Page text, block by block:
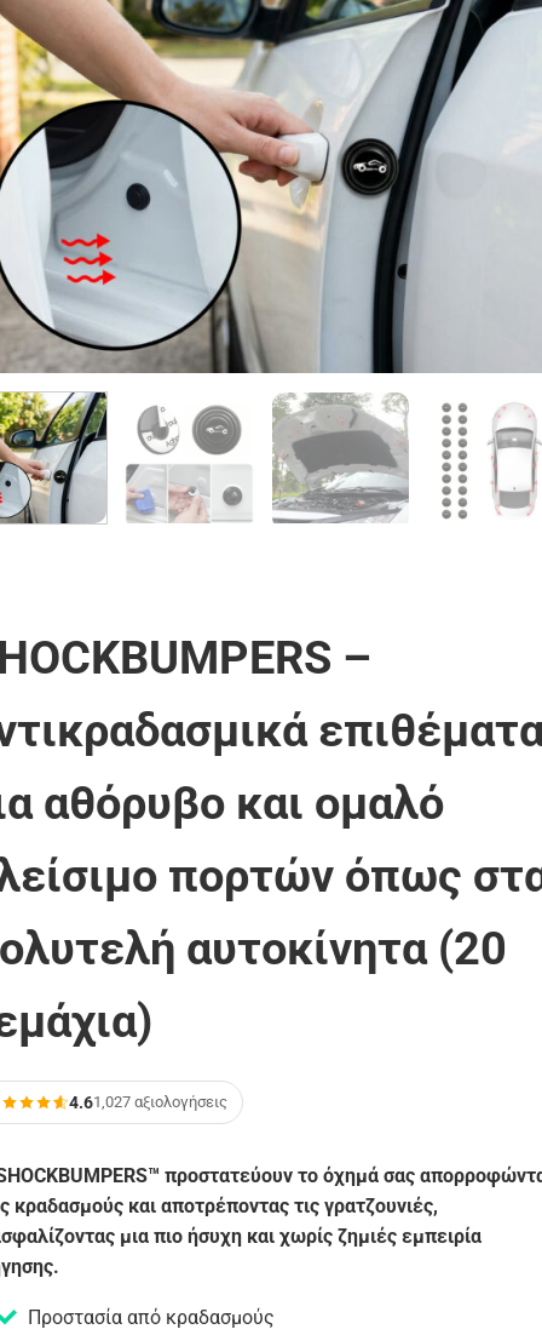
–
αθόρυβο και ομαλό
πορτών όπως
αυτοκίνητα (20
4.61,027 αξιολογήσεις
προστατεύουν το όχημά σας
κραδασμούς και αποτρέποντας τις γρατζουνιές,
μια πιο ήσυχη και χωρίς ζημιές εμπειρία
Προστασία από κραδασμούς